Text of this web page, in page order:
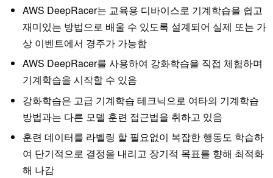
AWS DeepRacer는 교육용 디바이스로 기계학습을 쉽고
재미있는 방법으로 배울 수 있도록 설계되어 실제 또는 가
상 이벤트에서 경주가 가능함
AWS DeepRacer를 사용하여 강화학습을 직접 체험하며
기계학습을 시작할 수 있음
강화학습은 고급 기계학습 테크닉으로 여타의 기계학습
방법과는 다른 모델 훈련 접근법을 취하고 있음
훈련 데이터를 라벨링 할 필요없이 복잡한 행동도 학습하
여 단기적으로 결정을 내리고 장기적 목표를 향해 최적화
해 나감